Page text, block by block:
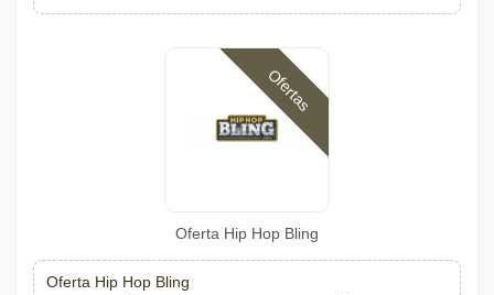
Ofertas
Oferta Hip Hop Bling
Oferta Hip Hop Bling